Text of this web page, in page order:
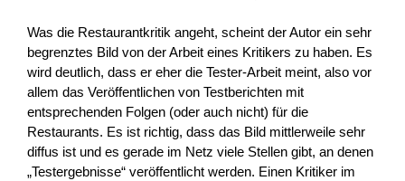
Was die Restaurantkritik angeht, scheint der Autor ein sehr
begrenztes Bild von der Arbeit eines Kritikers zu haben. Es
wird deutlich, dass er eher die Tester-Arbeit meint, also vor
allem das Veröffentlichen von Testberichten mit
entsprechenden Folgen (oder auch nicht) für die
Restaurants. Es ist richtig, dass das Bild mittlerweile sehr
diffus ist und es gerade im Netz viele Stellen gibt, an denen
„Testergebnisse“ veröffentlicht werden. Einen Kritiker im